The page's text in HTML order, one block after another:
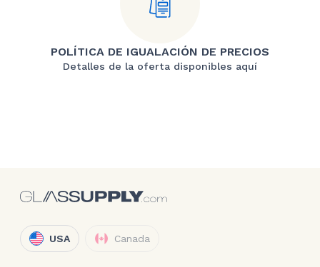
POLÍTICA DE IGUALACIÓN DE PRECIOS
Detalles de la oferta disponibles aquí
USA Canada